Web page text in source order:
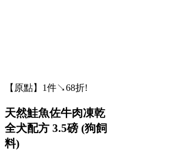
【原點】1件↘68折!
天然鮭魚佐牛肉凍乾
全犬配方 3.5磅 (狗飼
料)